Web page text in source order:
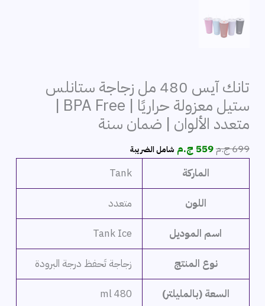
تانك آيس 480 مل زجاجة ستانلس
ستيل معزولة حراريًا | BPA Free |
متعدد الألوان | ضمان سنة
699ج.مالسعر
هو:
699 ج.م.
559 ج.م السعر
شامل الضريبة
الماركة Tank
اللون متعدد
اسم الموديل Tank Ice
نوع المنتج زجاجة تَحفظ درجة البرودة
السعة (بالمليلتر) 480 ml